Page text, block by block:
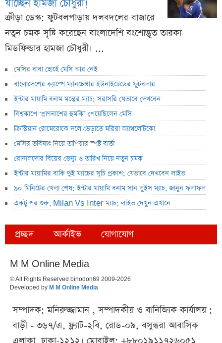
যাচ্ছেন হামজা চৌধুরী!
ক্রীড়া ডেস্ক: ফুটবলপাড়ায় দলবদলের বাজারে
নতুন চমক সৃষ্টি করেছেন বাংলাদেশি বংশোদ্ভূত তারকা
মিডফিল্ডার হামজা চৌধুরী। ...
মেসির বাবা হোর্হে মেসি আর নেই
বাংলাদেশের ক্যাম্পে ম্যানচেস্টার ইউনাইটেডের ফুটবলার
ইন্টার মায়ামি বনাম মন্তের ম্যাচ; সরাসরি যেভাবে দেখবেন
বিশ্বকাপে ‘প্রাণনাশের হুমকি’ পেয়েছিলেন মেসি
ক্রিস্টিয়ান রোমেরোকে দলে ভেড়াতে মরিয়া অ্যাথলেটিকো
মেসির ভবিষ্যৎ নিয়ে তাপিয়ার স্পষ্ট বার্তা
রোনালদোর বিয়ের ভেন্যু ও তারিখ নিয়ে নতুন চমক
ইন্টার মায়ামির বাকি দুই ম্যাচের সূচি প্রকাশ; যেভাবে দেখবেন লাইভ
৯০ মিনিটের খেলা শেষ: ইন্টার মায়ামি বনাম সান লুইস ম্যাচ, জানুন ফলাফল
একটু পর শুরু, Milan Vs Inter ম্যাচ; লাইভ দেখুন এখানে
প্রচ্ছদ আর্কাইভ যোগাযোগ
M M Online Media
© All Rights Reserved binodon69 2009-2026
Developed by M M Online Media
সম্পাদক: মনিরুজ্জামান , সম্পাদকীয় ও বানিজ্যিক কার্যালয় :
বাড়ী - ৩৬৭/এ, ফ্ল্যাট-২বি, রোড-০৯, বসুন্ধরা আবাসিক